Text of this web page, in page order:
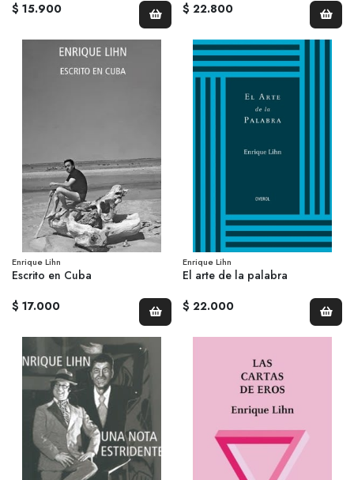
$ 15.900
$ 22.800
Enrique Lihn
Escrito en Cuba
$ 17.000
Enrique Lihn
El arte de la palabra
$ 22.000